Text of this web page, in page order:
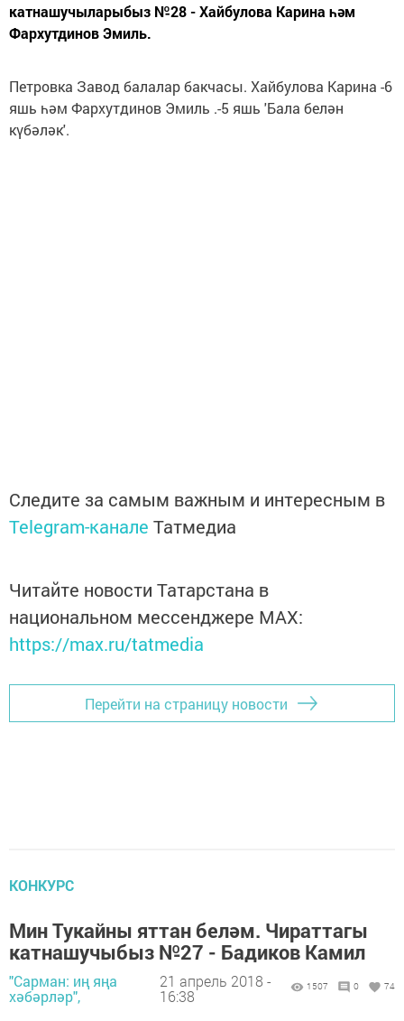
катнашучыларыбыз №28 - Хайбулова Карина һәм
Фархутдинов Эмиль.
Петровка Завод балалар бакчасы. Хайбулова Карина -6
яшь һәм Фархутдинов Эмиль .-5 яшь 'Бала белән
күбәләк'.
Следите за самым важным и интересным в
Telegram-канале Татмедиа
Читайте новости Татарстана в
национальном мессенджере MАХ:
https://max.ru/tatmedia
Перейти на страницу новости
КОНКУРС
Мин Тукайны яттан беләм. Чираттагы
катнашучыбыз №27 - Бадиков Камил
"Сарман: иң яңа
хәбәрләр",
21 апрель 2018 -
16:38
1507 0 74